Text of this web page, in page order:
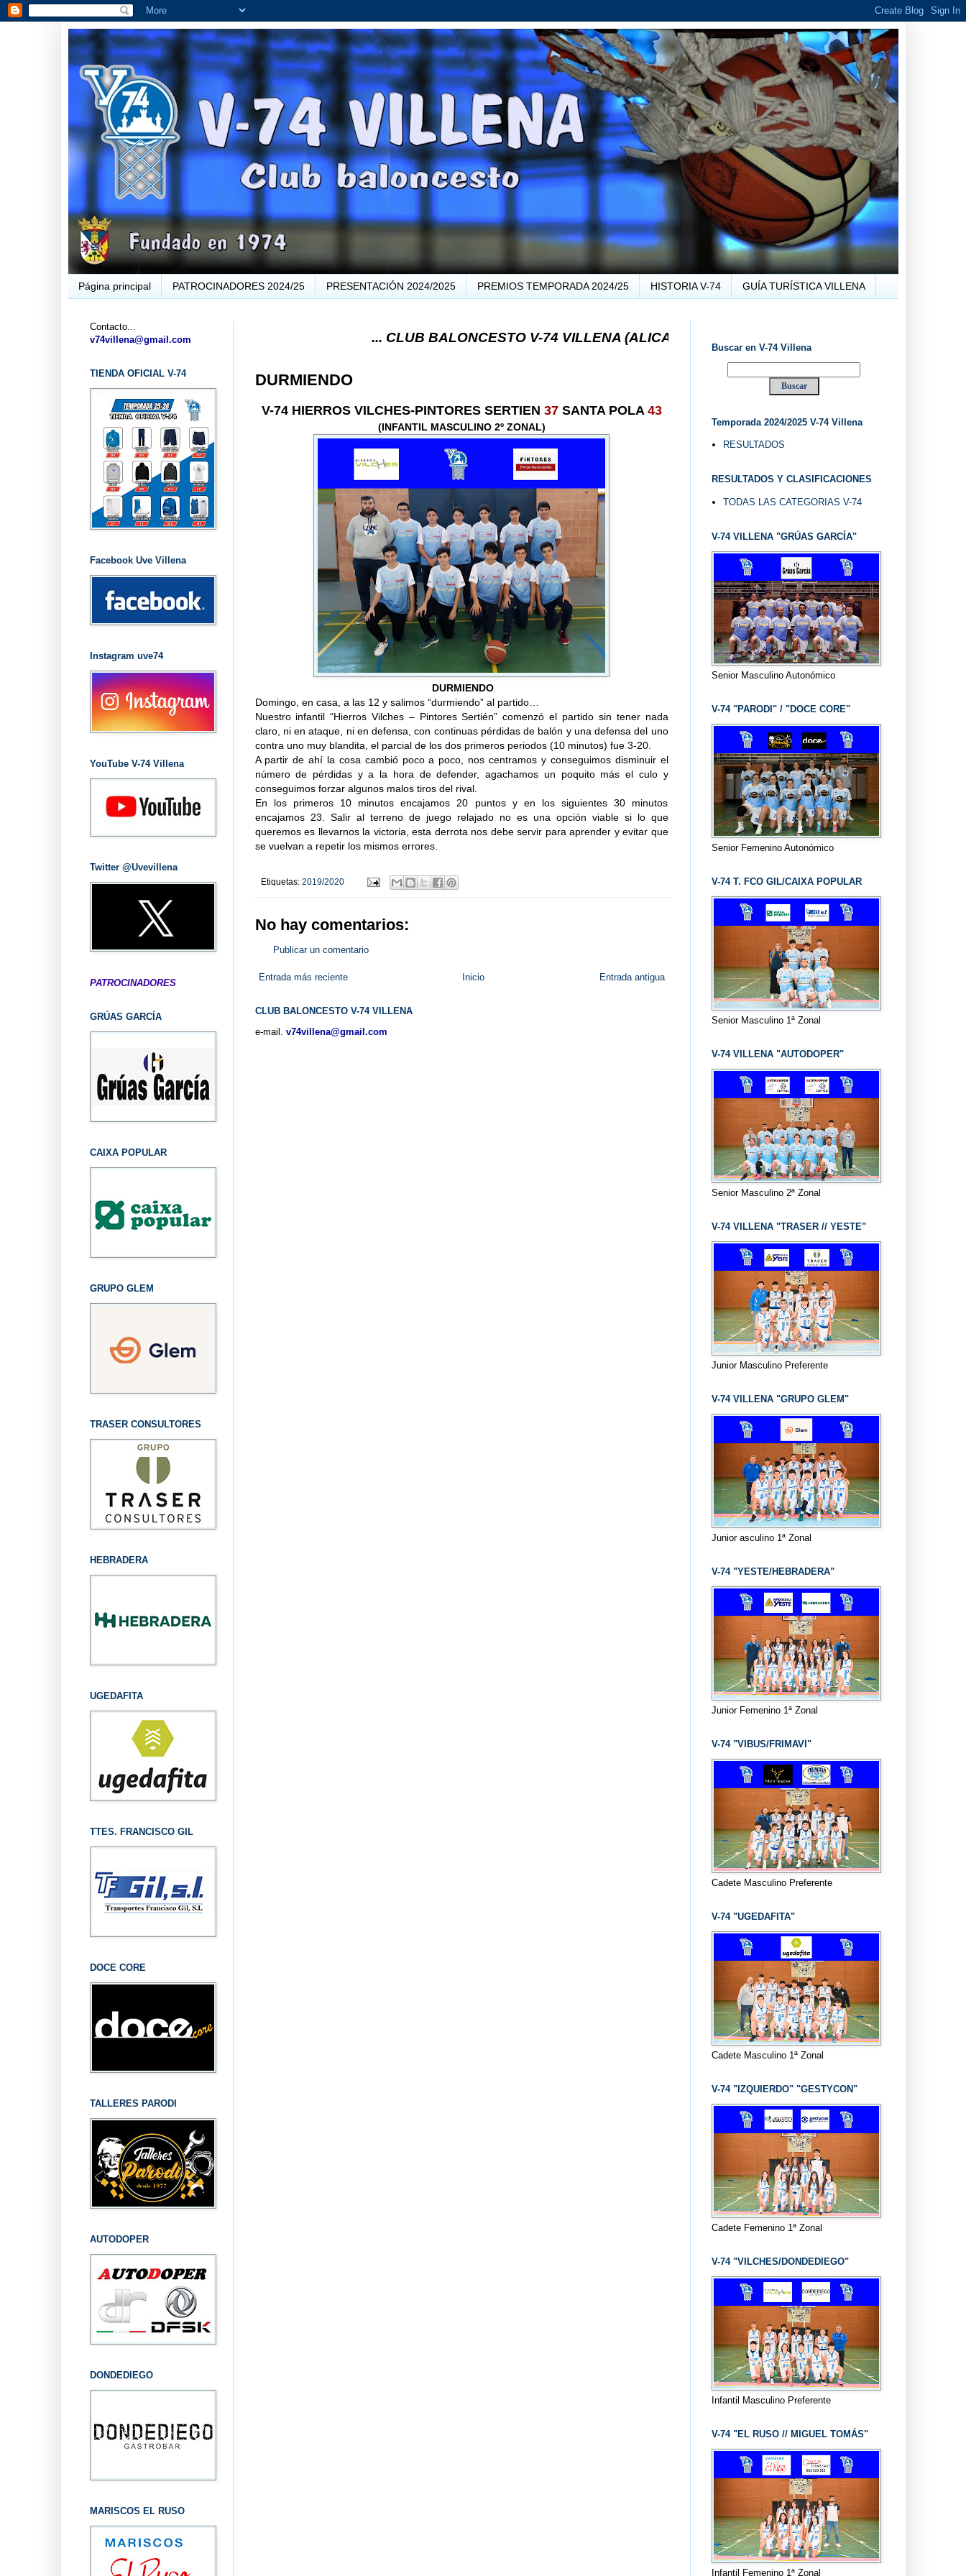
Página principal PATROCINADORES 2024/25 PRESENTACIÓN 2024/2025 PREMIOS TEMPORADA 2024/25 HISTORIA V-74 GUÍA TURÍSTICA VILLENA
... CLUB BALONCESTO V-74 VILLENA (ALICANTE) ... V-74 VILLENA DESDE 1.974 ... EL "UVE" ...
DURMIENDO
V-74 HIERROS VILCHES-PINTORES SERTIEN 37SANTA POLA 43
(INFANTIL MASCULINO 2º ZONAL)
DURMIENDO
Domingo, en casa, a las 12 y salimos “durmiendo” al partido…
Nuestro infantil “Hierros Vilches – Pintores Sertién” comenzó el partido sin tener nada
claro, ni en ataque, ni en defensa, con continuas pérdidas de balón y una defensa del uno
contra uno muy blandita, el parcial de los dos primeros periodos (10 minutos) fue 3-20.
A partir de ahí la cosa cambió poco a poco, nos centramos y conseguimos disminuir el
número de pérdidas y a la hora de defender, agachamos un poquito más el culo y
conseguimos forzar algunos malos tiros del rival.
En los primeros 10 minutos encajamos 20 puntos y en los siguientes 30 minutos
encajamos 23. Salir al terreno de juego relajado no es una opción viable si lo que
queremos es llevarnos la victoria, esta derrota nos debe servir para aprender y evitar que
se vuelvan a repetir los mismos errores.
Etiquetas: 2019/2020
No hay comentarios:
Publicar un comentario
Entrada más reciente Entrada antigua
Inicio
CLUB BALONCESTO V-74 VILLENA
e-mail. v74villena@gmail.com
Contacto...
v74villena@gmail.com
TIENDA OFICIAL V-74
Facebook Uve Villena
Instagram uve74
YouTube V-74 Villena
Twitter @Uvevillena
PATROCINADORES
GRÚAS GARCÍA
CAIXA POPULAR
GRUPO GLEM
TRASER CONSULTORES
HEBRADERA
UGEDAFITA
TTES. FRANCISCO GIL
DOCE CORE
TALLERES PARODI
AUTODOPER
DONDEDIEGO
MARISCOS EL RUSO
Buscar en V-74 Villena
Temporada 2024/2025 V-74 Villena
RESULTADOS
RESULTADOS Y CLASIFICACIONES
TODAS LAS CATEGORIAS V-74
V-74 VILLENA "GRÚAS GARCÍA"
Senior Masculino Autonómico
V-74 "PARODI" / "DOCE CORE"
Senior Femenino Autonómico
V-74 T. FCO GIL/CAIXA POPULAR
Senior Masculino 1ª Zonal
V-74 VILLENA "AUTODOPER"
Senior Masculino 2ª Zonal
V-74 VILLENA "TRASER // YESTE"
Junior Masculino Preferente
V-74 VILLENA "GRUPO GLEM"
Junior asculino 1ª Zonal
V-74 "YESTE/HEBRADERA"
Junior Femenino 1ª Zonal
V-74 "VIBUS/FRIMAVI"
Cadete Masculino Preferente
V-74 "UGEDAFITA"
Cadete Masculino 1ª Zonal
V-74 "IZQUIERDO" "GESTYCON"
Cadete Femenino 1ª Zonal
V-74 "VILCHES/DONDEDIEGO"
Infantil Masculino Preferente
V-74 "EL RUSO // MIGUEL TOMÁS"
Infantil Femenino 1ª Zonal